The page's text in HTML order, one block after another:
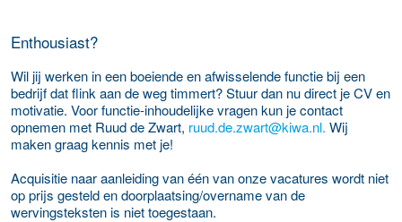
Enthousiast?
Wil jij werken in een boeiende en afwisselende functie bij een
bedrijf dat flink aan de weg timmert? Stuur dan nu direct je CV en
motivatie. Voor functie-inhoudelijke vragen kun je contact
opnemen met Ruud de Zwart, ruud.de.zwart@kiwa.nl. Wij
maken graag kennis met je!
Acquisitie naar aanleiding van één van onze vacatures wordt niet
op prijs gesteld en doorplaatsing/overname van de
wervingsteksten is niet toegestaan.